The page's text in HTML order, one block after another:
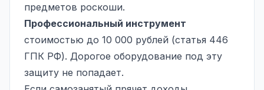
предметов роскоши.
Профессиональный инструмент
стоимостью до 10 000 рублей (статья 446
ГПК РФ). Дорогое оборудование под эту
защиту не попадает.